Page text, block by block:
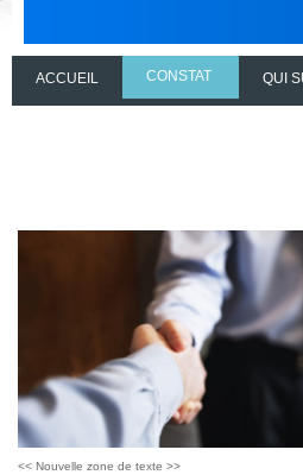
ACCUEIL CONSTAT QUI
<< Nouvelle zone de texte >>